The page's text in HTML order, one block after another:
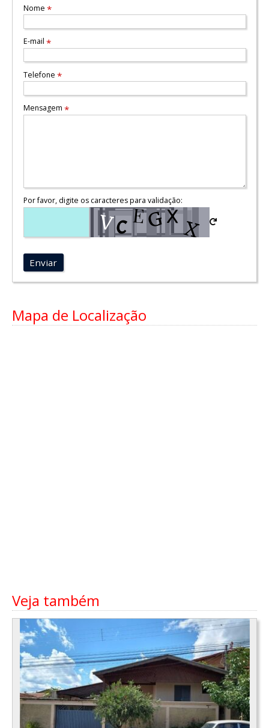
Nome *
E-mail *
Telefone *
Mensagem *
Por favor, digite os caracteres para validação:
Enviar
Mapa de Localização
Veja também